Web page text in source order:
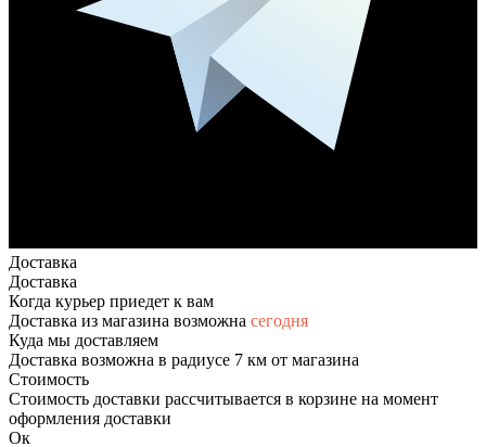
Доставка
Доставка
Когда курьер приедет к вам
Доставка из магазина возможна сегодня
Куда мы доставляем
Доставка возможна в радиусе 7 км от магазина
Стоимость
Стоимость доставки рассчитывается в корзине на момент
оформления доставки
Ок